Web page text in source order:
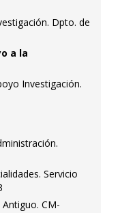
Dpto. de
a la
Investigación.
Servicio
CM-